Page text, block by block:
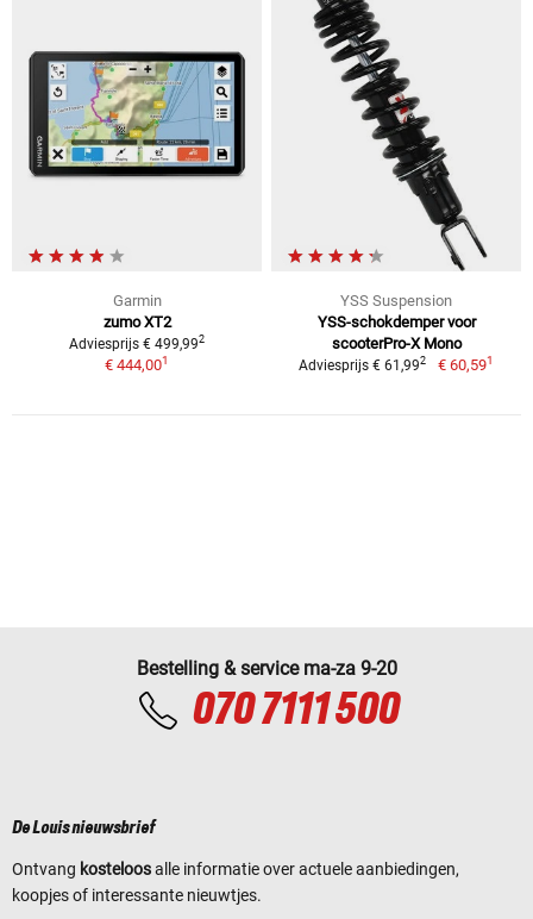
Garmin
zumo XT2
Adviesprijs € 499,992
€ 444,001
YSS Suspension
YSS-schokdemper voor
scooterPro-X Mono
Adviesprijs € 61,992 € 60,591
Bestelling & service ma-za 9-20
070 7111 500
De Louis nieuwsbrief
Ontvang kosteloosalle informatie over actuele aanbiedingen,
koopjes of interessante nieuwtjes.